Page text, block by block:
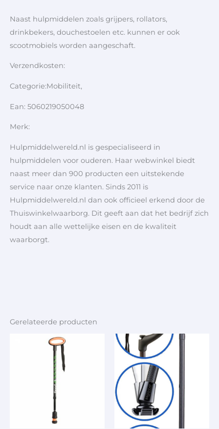
Naast hulpmiddelen zoals grijpers, rollators,
drinkbekers, douchestoelen etc. kunnen er ook
scootmobiels worden aangeschaft.
Verzendkosten:
Categorie:Mobiliteit,
Ean: 5060219050048
Merk:
Hulpmiddelwereld.nl is gespecialiseerd in
hulpmiddelen voor ouderen. Haar webwinkel biedt
naast meer dan 900 producten een uitstekende
service naar onze klanten. Sinds 2011 is
Hulpmiddelwereld.nl dan ook officieel erkend door de
Thuiswinkelwaarborg. Dit geeft aan dat het bedrijf zich
houdt aan alle wettelijke eisen en de kwaliteit
waarborgt.
Gerelateerde producten